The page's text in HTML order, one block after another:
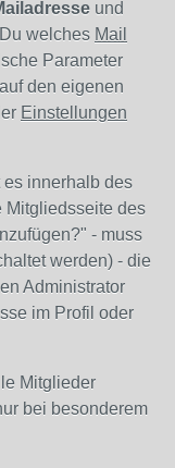
und
welches Mail
Parameter
den eigenen
Einstellungen
innerhalb des
Mitgliedsseite des
- muss
werden) - die
Administrator
im Profil oder
Mitglieder
bei besonderem